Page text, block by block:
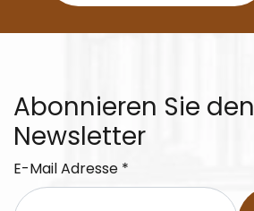
Abonnieren Sie den
Newsletter
E-Mail Adresse *